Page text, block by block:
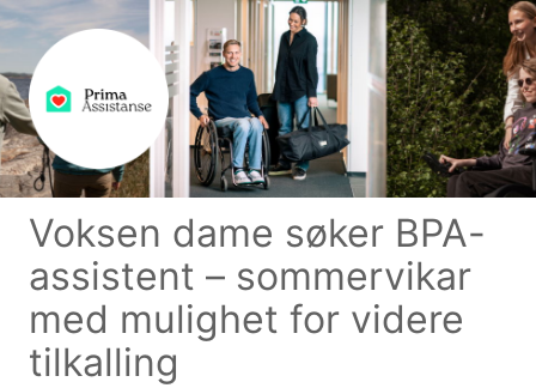
Voksen dame søker BPA-
assistent – sommervikar
med mulighet for videre
tilkalling